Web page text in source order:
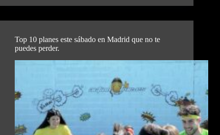
Top 10 planes este sábado en Madrid que no te
puedes perder.